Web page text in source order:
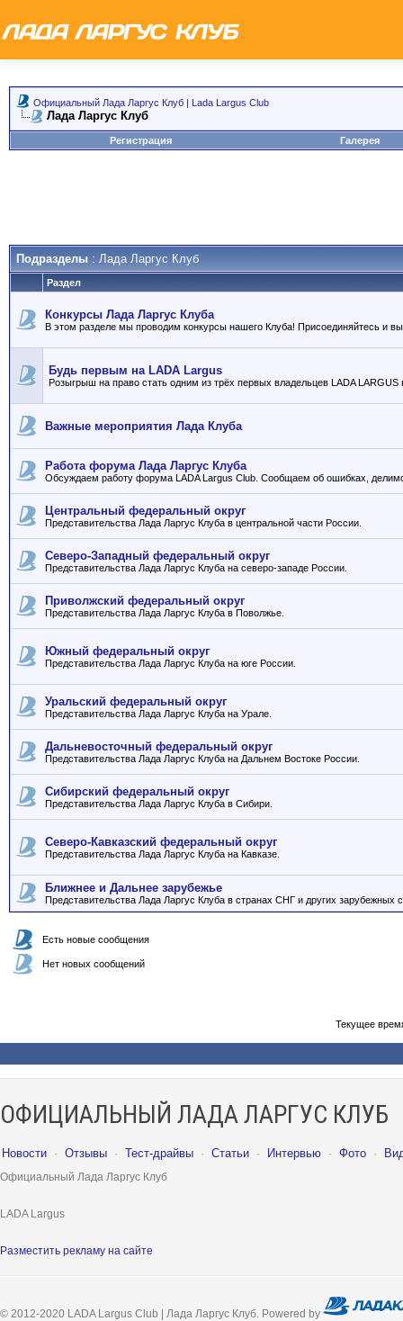
Официальный Лада Ларгус Клуб | Lada Largus Club
Лада Ларгус Клуб
Регистрация Галерея
Подразделы : Лада Ларгус Клуб
Раздел
Конкурсы Лада Ларгус Клуба
В этом разделе мы проводим конкурсы нашего Клуба! Присоединяйтесь и
Будь первым на LADA Largus
Розыгрыш на право стать одним из трёх первых владельцев LADA LARGUS
Важные мероприятия Лада Клуба
Работа форума Лада Ларгус Клуба
Обсуждаем работу форума LADA Largus Club. Сообщаем об ошибках,
Центральный федеральный округ
Представительства Лада Ларгус Клуба в центральной части России.
Северо-Западный федеральный округ
Представительства Лада Ларгус Клуба на северо-западе России.
Приволжский федеральный округ
Представительства Лада Ларгус Клуба в Поволжье.
Южный федеральный округ
Представительства Лада Ларгус Клуба на юге России.
Уральский федеральный округ
Представительства Лада Ларгус Клуба на Урале.
Дальневосточный федеральный округ
Представительства Лада Ларгус Клуба на Дальнем Востоке России.
Сибирский федеральный округ
Представительства Лада Ларгус Клуба в Сибири.
Северо-Кавказский федеральный округ
Представительства Лада Ларгус Клуба на Кавказе.
Ближнее и Дальнее зарубежье
Представительства Лада Ларгус Клуба в странах СНГ и других зарубежных
Есть новые сообщения
Нет новых сообщений
Текущее
ОФИЦИАЛЬНЫЙ ЛАДА ЛАРГУС КЛУБ
Новости · Отзывы · Тест-драйвы · Статьи · Интервью · Фото ·
Официальный Лада Ларгус Клуб
LADA Largus
Разместить рекламу на сайте
© 2012-2020 LADA Largus Club | Лада Ларгус Клуб. Powered by